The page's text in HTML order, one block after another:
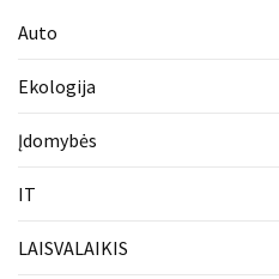
Auto
Ekologija
Įdomybės
IT
LAISVALAIKIS